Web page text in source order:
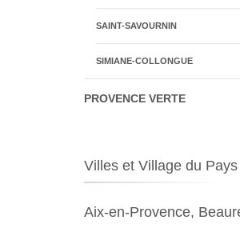
SAINT-SAVOURNIN
SIMIANE-COLLONGUE
PROVENCE VERTE
Villes et Village du Pays
Aix-en-Provence,